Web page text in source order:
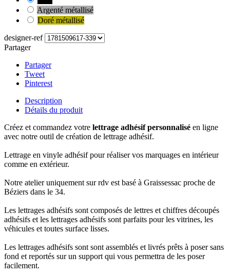
Argenté métallisé
Doré métallisé
designer-ref
Partager
Partager
Tweet
Pinterest
Description
Détails du produit
Créez et commandez votre lettrage adhésif personnalisé en ligne
avec notre outil de création de lettrage adhésif.
Lettrage en vinyle adhésif pour réaliser vos marquages en intérieur
comme en extérieur.
Notre atelier uniquement sur rdv est basé à Graissessac proche de
Béziers dans le 34.
Les lettrages adhésifs sont composés de lettres et chiffres découpés
adhésifs et les lettrages adhésifs sont parfaits pour les vitrines, les
véhicules et toutes surface lisses.
Les lettrages adhésifs sont sont assemblés et livrés prêts à poser sans
fond et reportés sur un support qui vous permettra de les poser
facilement.